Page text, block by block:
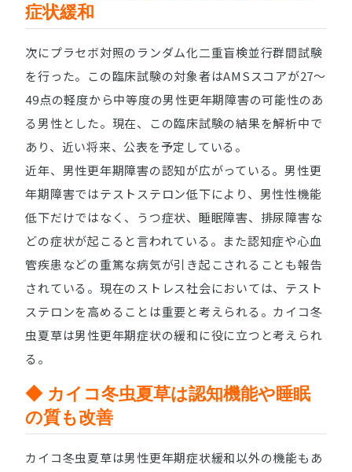
症状緩和
次にプラセボ対照のランダム化二重盲検並行群間試験
を行った。この臨床試験の対象者はAMSスコアが27〜
49点の軽度から中等度の男性更年期障害の可能性のあ
る男性とした。現在、この臨床試験の結果を解析中で
あり、近い将来、公表を予定している。
近年、男性更年期障害の認知が広がっている。男性更
年期障害ではテストステロン低下により、男性性機能
低下だけではなく、うつ症状、睡眠障害、排尿障害な
どの症状が起こると言われている。また認知症や心血
管疾患などの重篤な病気が引き起こされることも報告
されている。現在のストレス社会においては、テスト
ステロンを高めることは重要と考えられる。カイコ冬
虫夏草は男性更年期症状の緩和に役に立つと考えられ
る。
◆ カイコ冬虫夏草は認知機能や睡眠
の質も改善
カイコ冬虫夏草は男性更年期症状緩和以外の機能もあ